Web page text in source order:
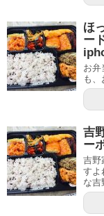
ほ
ー
お弁
も
吉
ー
吉野
すよ
な吉